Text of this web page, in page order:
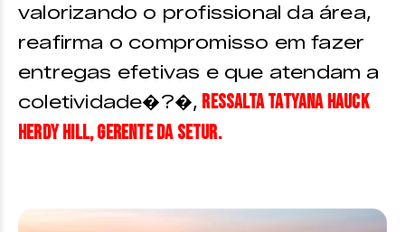
valorizando o profissional da área,
reafirma o compromisso em fazer
entregas efetivas e que atendam a
coletividade�?�, ressalta Tatyana Hauck
Herdy Hill, gerente da Setur.